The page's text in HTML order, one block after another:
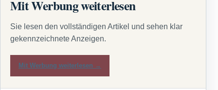
Mit Werbung weiterlesen
Sie lesen den vollständigen Artikel und sehen klar
gekennzeichnete Anzeigen.
Mit Werbung weiterlesen →